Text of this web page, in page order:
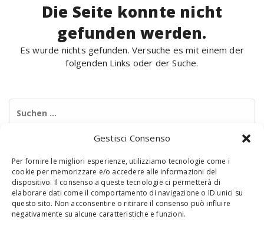
Gestisci Consenso
Per fornire le migliori esperienze, utilizziamo tecnologie come i
cookie per memorizzare e/o accedere alle informazioni del
dispositivo. Il consenso a queste tecnologie ci permetterà di
elaborare dati come il comportamento di navigazione o ID unici su
questo sito. Non acconsentire o ritirare il consenso può influire
negativamente su alcune caratteristiche e funzioni.
Die Seite konnte nicht
gefunden werden.
Es wurde nichts gefunden. Versuche es mit einem der
folgenden Links oder der Suche.
© 2020 Digital Touch Menu. Menu realizzato da